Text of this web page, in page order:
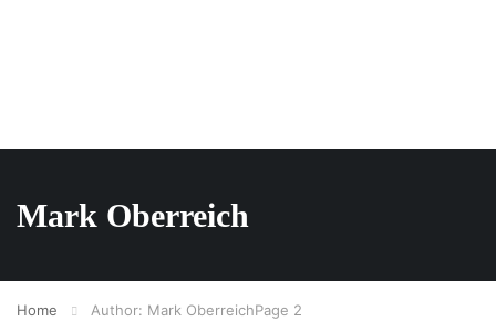
Mark Oberreich
Home Author: Mark OberreichPage 2